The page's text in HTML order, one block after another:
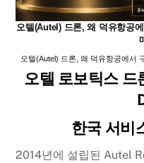
오텔(Autel) 드론, 왜 덕유항공
오텔(Autel) 드론, 왜 덕유항공에서
오텔 로보틱스
한국 서비
2014년에 설립된 Autel